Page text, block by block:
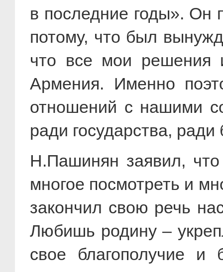
в последние годы». Он
потому, что был
что все мои решения
Армения. Именно
отношений с нашими
ради государства,
Н.Пашинян заявил,
многое посмотреть и
закончил свою речь
Любишь родину –
свое благополучие и